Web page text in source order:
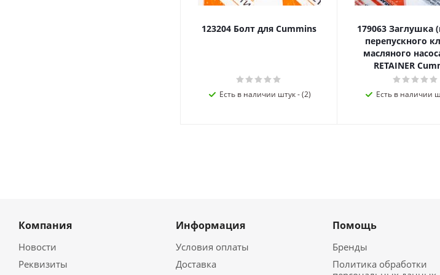
123204 Болт для Cummins
Есть в наличии штук - (2)
179063 Заглушка
перепускного
масляного
RETAINER
Есть в наличии
Компания
Новости
Реквизиты
Информация
Условия оплаты
Доставка
Помощь
Бренды
Политика обработки